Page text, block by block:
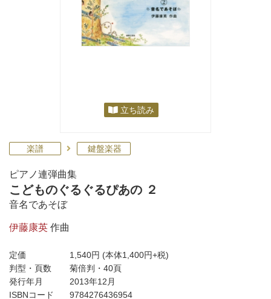
立ち読み
楽譜 鍵盤楽器
ピアノ連弾曲集
こどものぐるぐるぴあの ２
音名であそぼ
伊藤康英 作曲
定価 1,540円 (本体1,400円+税)
判型・頁数
菊倍判・40頁
発行年月
2013年12月
ISBNコード
9784276436954